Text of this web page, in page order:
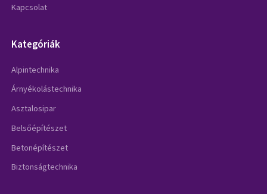
Kapcsolat
Kategóriák
Alpintechnika
Árnyékolástechnika
Asztalosipar
Belsőépítészet
Betonépítészet
Biztonságtechnika